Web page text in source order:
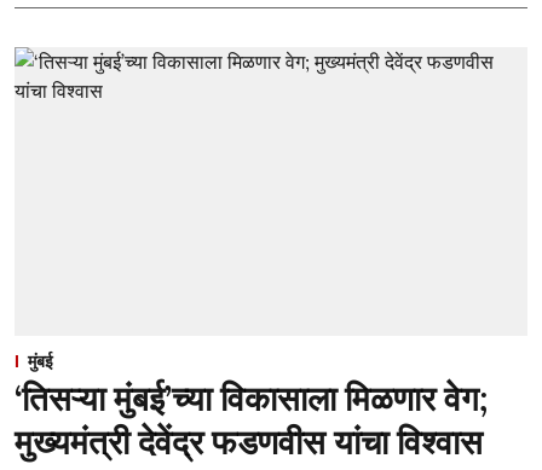
मुंबई
‘तिसऱ्या मुंबई’च्या विकासाला मिळणार वेग;
मुख्यमंत्री देवेंद्र फडणवीस यांचा विश्वास